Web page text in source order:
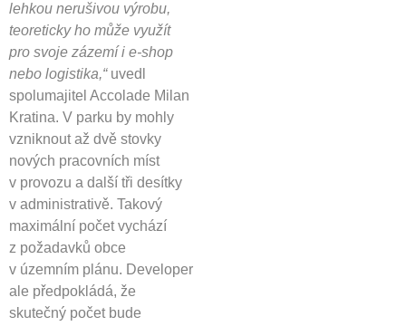
lehkou nerušivou výrobu,
teoreticky ho může využít
pro svoje zázemí i e-shop
nebo logistika,“uvedl
spolumajitel Accolade Milan
Kratina. V parku by mohly
vzniknout až dvě stovky
nových pracovních míst
v provozu a další tři desítky
v administrativě. Takový
maximální počet vychází
z požadavků obce
v územním plánu. Developer
ale předpokládá, že
skutečný počet bude